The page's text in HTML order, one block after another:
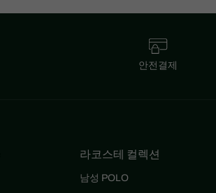
안전결제
라코스테 컬렉션
남성 POLO